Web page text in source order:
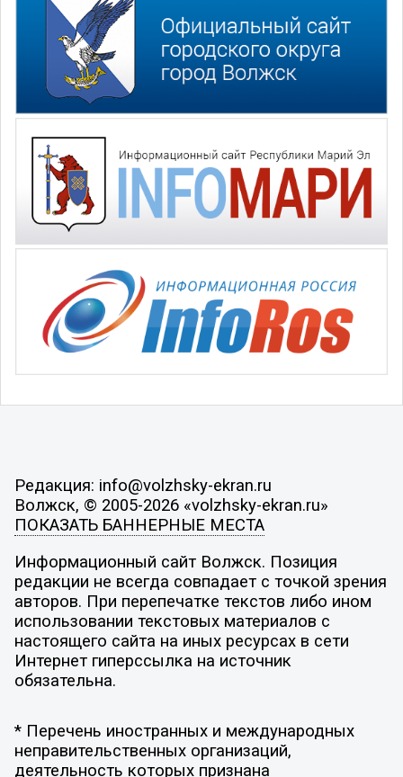
Редакция: info@volzhsky-ekran.ru
Волжск, © 2005-2026 «volzhsky-ekran.ru»
ПОКАЗАТЬ БАННЕРНЫЕ МЕСТА
Информационный сайт Волжск. Позиция
редакции не всегда совпадает с точкой зрения
авторов. При перепечатке текстов либо ином
использовании текстовых материалов с
настоящего сайта на иных ресурсах в сети
Интернет гиперссылка на источник
обязательна.
* Перечень иностранных и международных
неправительственных организаций,
деятельность которых признана